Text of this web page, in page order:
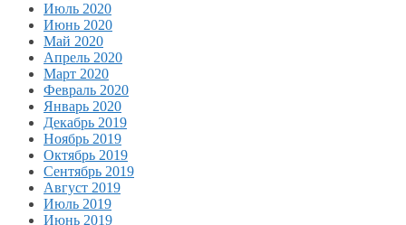
Июль 2020
Июнь 2020
Май 2020
Апрель 2020
Март 2020
Февраль 2020
Январь 2020
Декабрь 2019
Ноябрь 2019
Октябрь 2019
Сентябрь 2019
Август 2019
Июль 2019
Июнь 2019